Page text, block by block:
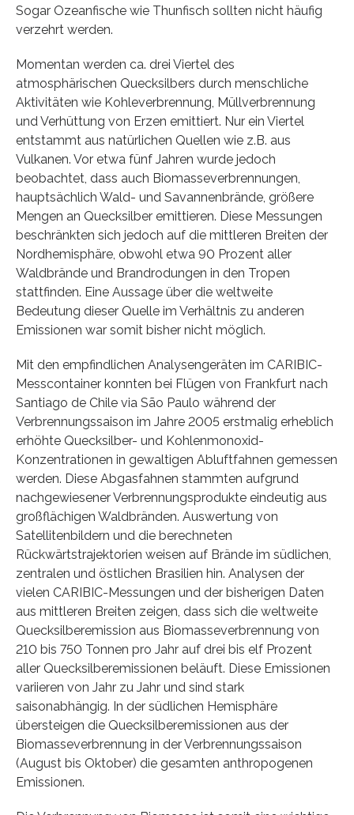
Sogar Ozeanfische wie Thunfisch sollten nicht häufig
verzehrt werden.
Momentan werden ca. drei Viertel des
atmosphärischen Quecksilbers durch menschliche
Aktivitäten wie Kohleverbrennung, Müllverbrennung
und Verhüttung von Erzen emittiert. Nur ein Viertel
entstammt aus natürlichen Quellen wie z.B. aus
Vulkanen. Vor etwa fünf Jahren wurde jedoch
beobachtet, dass auch Biomasseverbrennungen,
hauptsächlich Wald- und Savannenbrände, größere
Mengen an Quecksilber emittieren. Diese Messungen
beschränkten sich jedoch auf die mittleren Breiten der
Nordhemisphäre, obwohl etwa 90 Prozent aller
Waldbrände und Brandrodungen in den Tropen
stattfinden. Eine Aussage über die weltweite
Bedeutung dieser Quelle im Verhältnis zu anderen
Emissionen war somit bisher nicht möglich.
Mit den empfindlichen Analysengeräten im CARIBIC-
Messcontainer konnten bei Flügen von Frankfurt nach
Santiago de Chile via São Paulo während der
Verbrennungssaison im Jahre 2005 erstmalig erheblich
erhöhte Quecksilber- und Kohlenmonoxid-
Konzentrationen in gewaltigen Abluftfahnen gemessen
werden. Diese Abgasfahnen stammten aufgrund
nachgewiesener Verbrennungsprodukte eindeutig aus
großflächigen Waldbränden. Auswertung von
Satellitenbildern und die berechneten
Rückwärtstrajektorien weisen auf Brände im südlichen,
zentralen und östlichen Brasilien hin. Analysen der
vielen CARIBIC-Messungen und der bisherigen Daten
aus mittleren Breiten zeigen, dass sich die weltweite
Quecksilberemission aus Biomasseverbrennung von
210 bis 750 Tonnen pro Jahr auf drei bis elf Prozent
aller Quecksilberemissionen beläuft. Diese Emissionen
variieren von Jahr zu Jahr und sind stark
saisonabhängig. In der südlichen Hemisphäre
übersteigen die Quecksilberemissionen aus der
Biomasseverbrennung in der Verbrennungssaison
(August bis Oktober) die gesamten anthropogenen
Emissionen.